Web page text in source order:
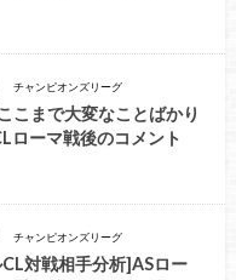
チャンピオンズリーグ
こまで大変なことばかり
ローマ戦後のコメント
チャンピオンズリーグ
対戦相手分析]ASロー